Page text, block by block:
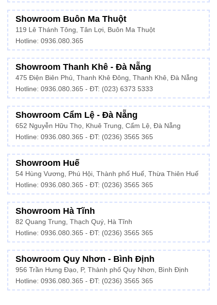
Showroom Buôn Ma Thuột
119 Lê Thánh Tông, Tân Lợi, Buôn Ma Thuột
Hotline: 0936.080.365
Showroom Thanh Khê - Đà Nẵng
475 Điện Biên Phủ, Thanh Khê Đông, Thanh Khê, Đà Nẵng
Hotline: 0936.080.365 - ĐT: (023) 6373 5333
Showroom Cẩm Lệ - Đà Nẵng
652 Nguyễn Hữu Thọ, Khuê Trung, Cẩm Lệ, Đà Nẵng
Hotline: 0936.080.365 - ĐT: (0236) 3565 365
Showroom Huế
54 Hùng Vương, Phú Hội, Thành phố Huế, Thừa Thiên Huế
Hotline: 0936.080.365 - ĐT: (0236) 3565 365
Showroom Hà Tĩnh
82 Quang Trung, Thạch Quý, Hà Tĩnh
Hotline: 0936.080.365 - ĐT: (0236) 3565 365
Showroom Quy Nhơn - Bình Định
956 Trần Hưng Đạo, P, Thành phố Quy Nhơn, Bình Định
Hotline: 0936.080.365 - ĐT: (0236) 3565 365